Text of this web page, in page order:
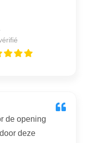
de opening
deze